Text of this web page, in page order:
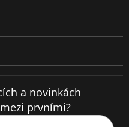
a novinkách
prvními?